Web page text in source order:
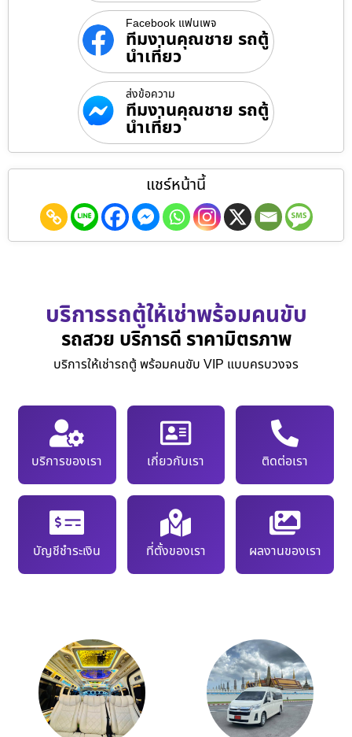
Facebook แฟนเพจ
ทีมงานคุณชาย รถตู้
นำเที่ยว
ส่งข้อความ
ทีมงานคุณชาย รถตู้
นำเที่ยว
แชร์หน้านี้
บริการรถตู้ให้เช่าพร้อมคนขับ
รถสวย บริการดี ราคามิตรภาพ
บริการให้เช่ารถตู้ พร้อมคนขับ VIP แบบครบวงจร
บริการของเรา เกี่ยวกับเรา ติดต่อเรา
บัญชีชำระเงิน ที่ตั้งของเรา ผลงานของเรา